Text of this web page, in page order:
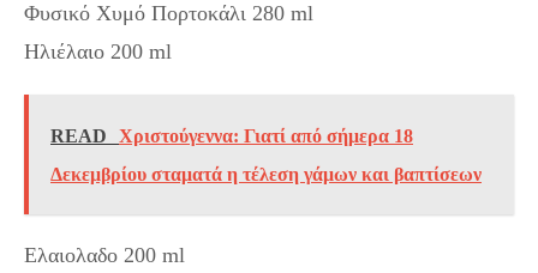
Φυσικό Χυμό Πορτοκάλι 280 ml
Ηλιέλαιο 200 ml
READ
Χριστούγεννα: Γιατί από σήμερα 18
Δεκεμβρίου σταματά η τέλεση γάμων και βαπτίσεων
Ελαιολαδο 200 ml